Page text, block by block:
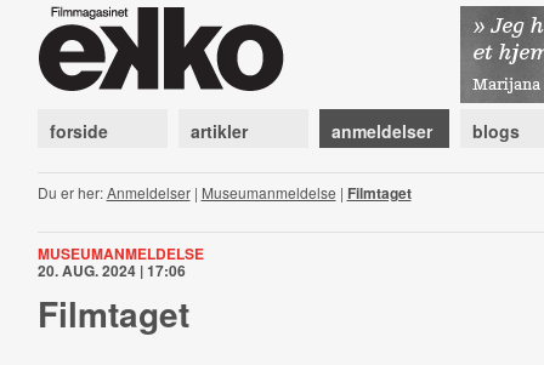
forside artikler anmeldelser blogs
Du er her:Anmeldelser| Museumanmeldelse | Filmtaget
MUSEUMANMELDELSE
20. AUG. 2024 | 17:06
Filmtaget